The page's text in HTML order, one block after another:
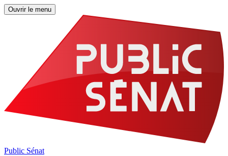
Ouvrir le menu
Public Sénat